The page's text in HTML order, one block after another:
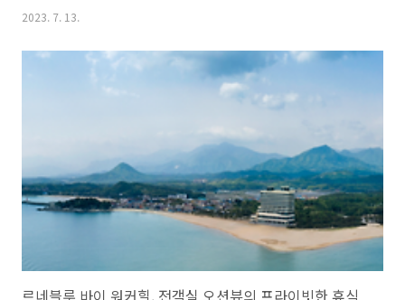
서울, 더글라스 하우스, 다락휴 등의 차별화된 호텔 브랜드를 론칭하였
과 트렌드를 선도해 온 W서울 워커힐이 2017년 4월 '비스타 워커힐 서
울'로 태어났다. 비스타 워커힐 서울은 Refreshing, vividly. 라는 콘셉
트로 구성되었다. 그랜드워커힐 서울은 2017년 1월 기존의 쉐라톤 그랜
'그랜드 워커힐 서울'로 변화하였다. 클럽층 리노베이션을 통해 ..
2023. 7. 13.
르네블루 바이 워커힐, 전객실 오션뷰의 프라이빗한 휴식